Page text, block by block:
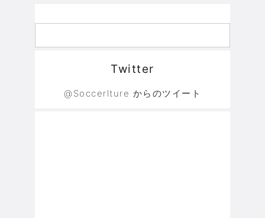
Twitter
@Soccerlture からのツイート